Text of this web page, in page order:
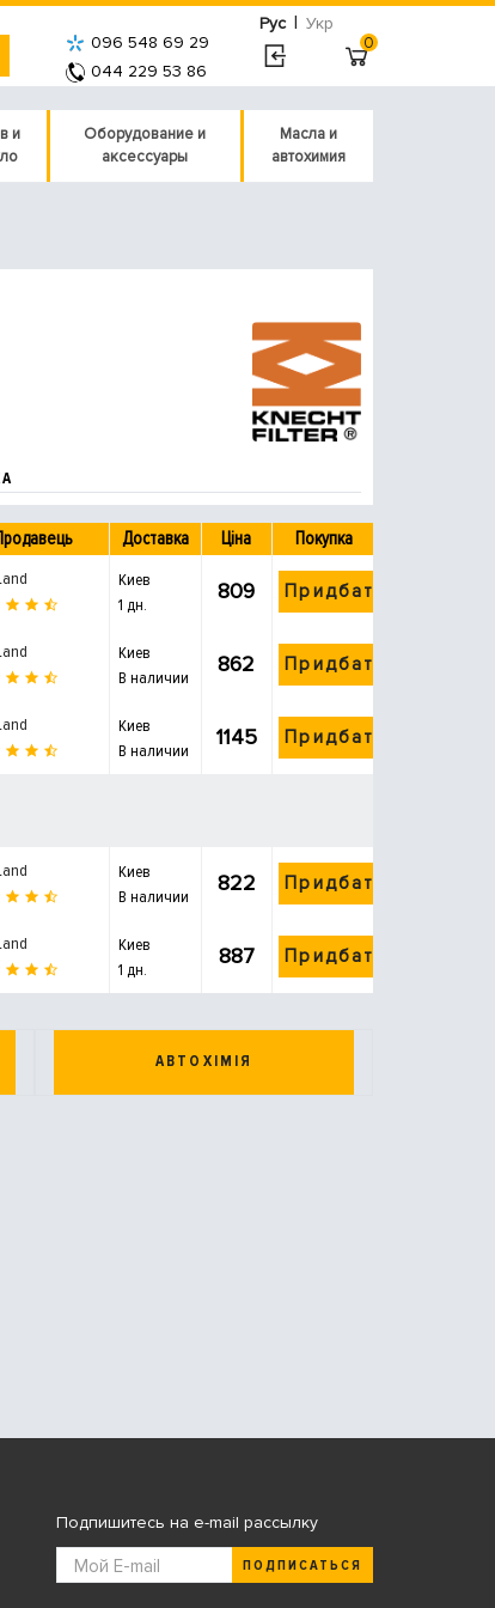
Рус | Укр
096 548 69 29
044 229 53 86
0
и
Оборудование и
аксессуары
Масла и
автохимия
Доставка Ціна Покупка
Киев
1 дн.
809 Придбати
Киев
В наличии
862 Придбати
Киев
В наличии
1145 Придбати
Киев
В наличии
822 Придбати
Киев
1 дн.
887 Придбати
АВТОХІМІЯ
Подпишитесь на e-mail рассылку
ПОДПИСАТЬСЯ